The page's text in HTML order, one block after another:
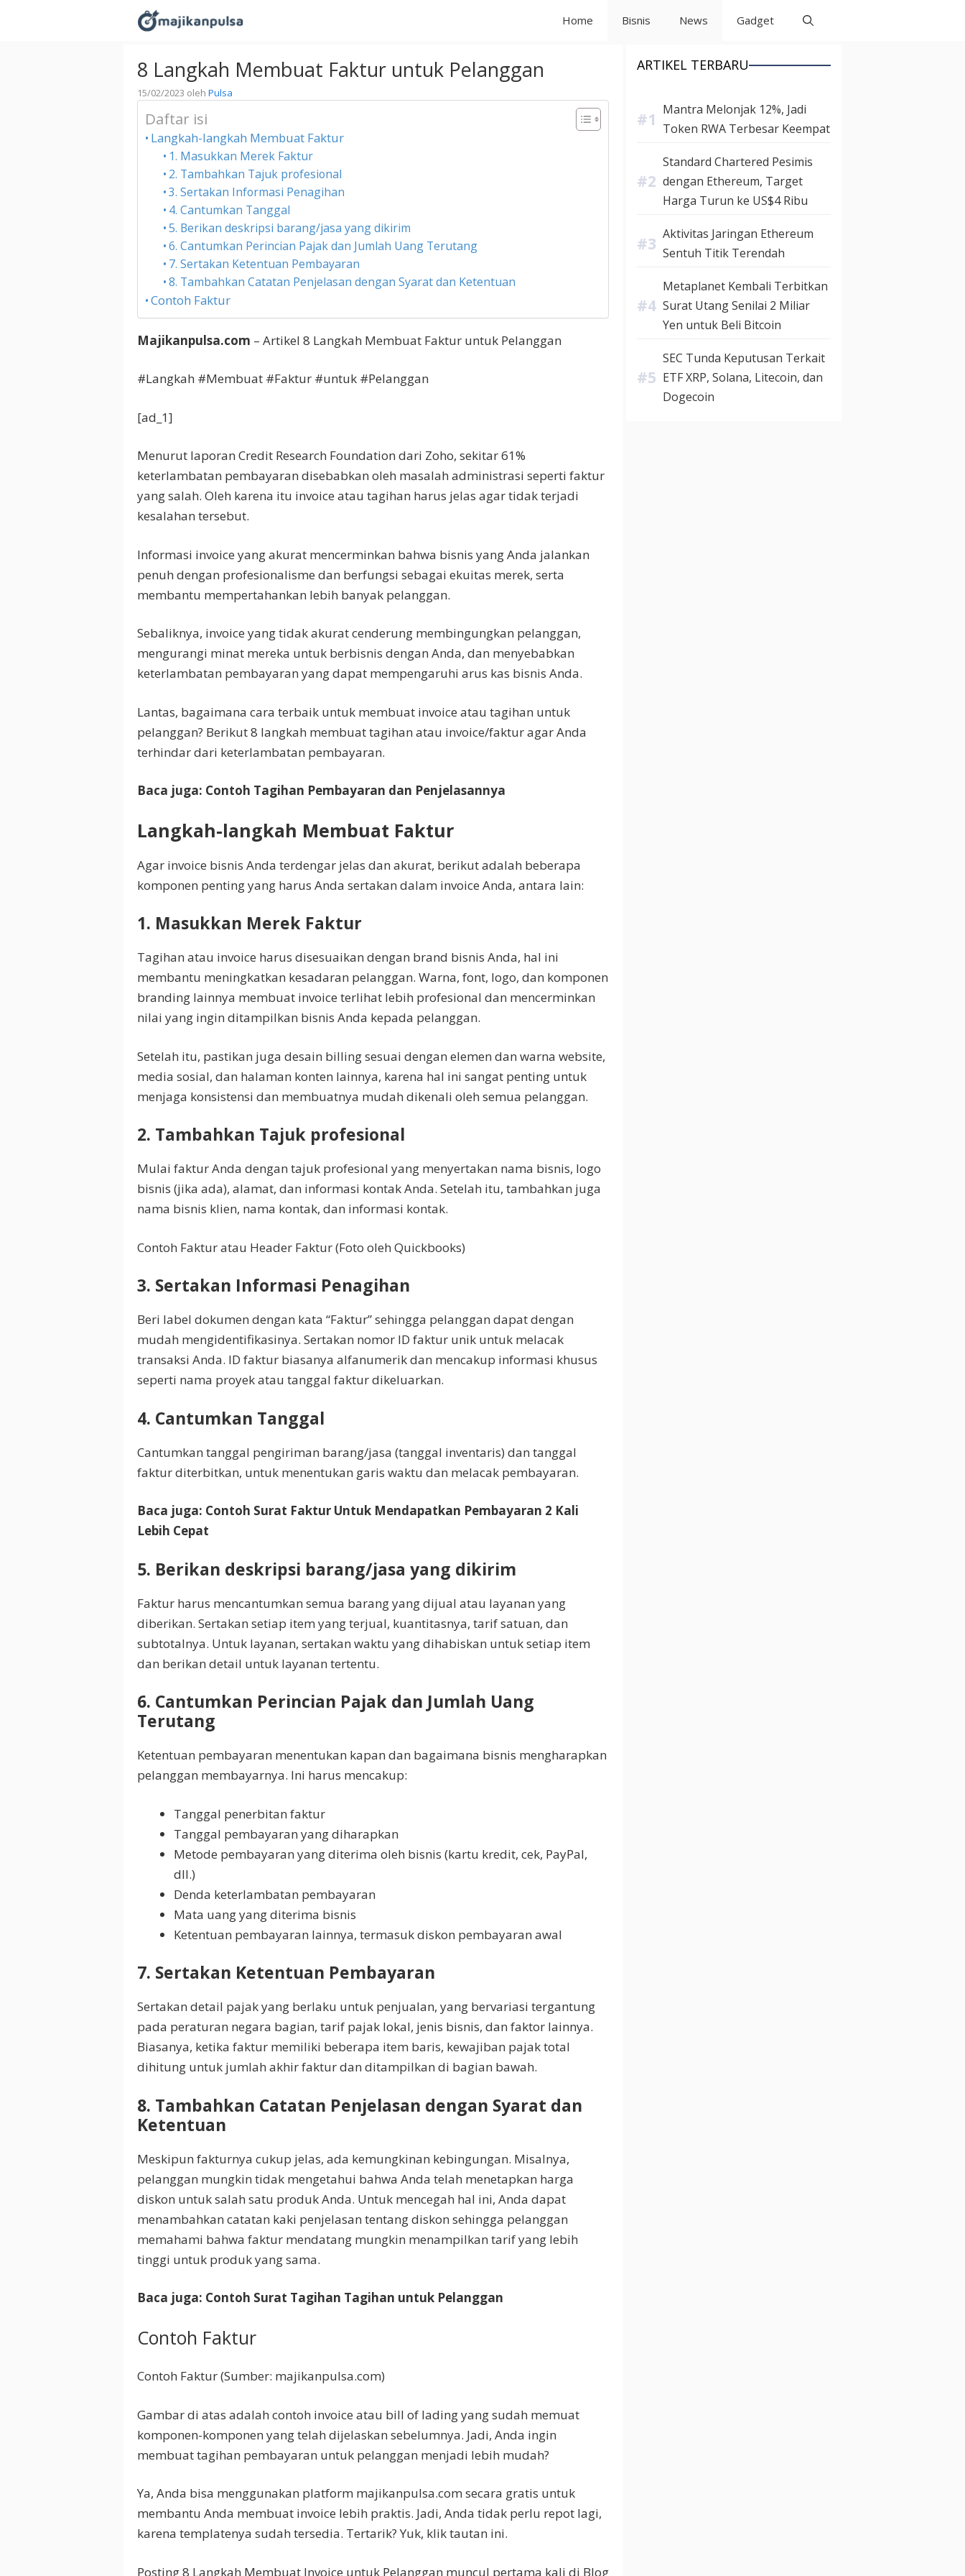
Home Bisnis News Gadget
8 Langkah Membuat Faktur untuk Pelanggan
15/02/2023 oleh Pulsa
Daftar isi
Langkah-langkah Membuat Faktur
1. Masukkan Merek Faktur
2. Tambahkan Tajuk profesional
3. Sertakan Informasi Penagihan
4. Cantumkan Tanggal
5. Berikan deskripsi barang/jasa yang dikirim
6. Cantumkan Perincian Pajak dan Jumlah Uang Terutang
7. Sertakan Ketentuan Pembayaran
8. Tambahkan Catatan Penjelasan dengan Syarat dan Ketentuan
Contoh Faktur
Majikanpulsa.com – Artikel 8 Langkah Membuat Faktur untuk Pelanggan
#Langkah #Membuat #Faktur #untuk #Pelanggan
[ad_1]
Menurut laporan Credit Research Foundation dari Zoho, sekitar 61%
keterlambatan pembayaran disebabkan oleh masalah administrasi seperti faktur
yang salah. Oleh karena itu invoice atau tagihan harus jelas agar tidak terjadi
kesalahan tersebut.
Informasi invoice yang akurat mencerminkan bahwa bisnis yang Anda jalankan
penuh dengan profesionalisme dan berfungsi sebagai ekuitas merek, serta
membantu mempertahankan lebih banyak pelanggan.
Sebaliknya, invoice yang tidak akurat cenderung membingungkan pelanggan,
mengurangi minat mereka untuk berbisnis dengan Anda, dan menyebabkan
keterlambatan pembayaran yang dapat mempengaruhi arus kas bisnis Anda.
Lantas, bagaimana cara terbaik untuk membuat invoice atau tagihan untuk
pelanggan? Berikut 8 langkah membuat tagihan atau invoice/faktur agar Anda
terhindar dari keterlambatan pembayaran.
Baca juga: Contoh Tagihan Pembayaran dan Penjelasannya
Langkah-langkah Membuat Faktur
Agar invoice bisnis Anda terdengar jelas dan akurat, berikut adalah beberapa
komponen penting yang harus Anda sertakan dalam invoice Anda, antara lain:
1. Masukkan Merek Faktur
Tagihan atau invoice harus disesuaikan dengan brand bisnis Anda, hal ini
membantu meningkatkan kesadaran pelanggan. Warna, font, logo, dan komponen
branding lainnya membuat invoice terlihat lebih profesional dan mencerminkan
nilai yang ingin ditampilkan bisnis Anda kepada pelanggan.
Setelah itu, pastikan juga desain billing sesuai dengan elemen dan warna website,
media sosial, dan halaman konten lainnya, karena hal ini sangat penting untuk
menjaga konsistensi dan membuatnya mudah dikenali oleh semua pelanggan.
2. Tambahkan Tajuk profesional
Mulai faktur Anda dengan tajuk profesional yang menyertakan nama bisnis, logo
bisnis (jika ada), alamat, dan informasi kontak Anda. Setelah itu, tambahkan juga
nama bisnis klien, nama kontak, dan informasi kontak.
Contoh Faktur atau Header Faktur (Foto oleh Quickbooks)
3. Sertakan Informasi Penagihan
Beri label dokumen dengan kata “Faktur” sehingga pelanggan dapat dengan
mudah mengidentifikasinya. Sertakan nomor ID faktur unik untuk melacak
transaksi Anda. ID faktur biasanya alfanumerik dan mencakup informasi khusus
seperti nama proyek atau tanggal faktur dikeluarkan.
4. Cantumkan Tanggal
Cantumkan tanggal pengiriman barang/jasa (tanggal inventaris) dan tanggal
faktur diterbitkan, untuk menentukan garis waktu dan melacak pembayaran.
Baca juga: Contoh Surat Faktur Untuk Mendapatkan Pembayaran 2 Kali
Lebih Cepat
5. Berikan deskripsi barang/jasa yang dikirim
Faktur harus mencantumkan semua barang yang dijual atau layanan yang
diberikan. Sertakan setiap item yang terjual, kuantitasnya, tarif satuan, dan
subtotalnya. Untuk layanan, sertakan waktu yang dihabiskan untuk setiap item
dan berikan detail untuk layanan tertentu.
6. Cantumkan Perincian Pajak dan Jumlah Uang
Terutang
Ketentuan pembayaran menentukan kapan dan bagaimana bisnis mengharapkan
pelanggan membayarnya. Ini harus mencakup:
Tanggal penerbitan faktur
Tanggal pembayaran yang diharapkan
Metode pembayaran yang diterima oleh bisnis (kartu kredit, cek, PayPal,
dll.)
Denda keterlambatan pembayaran
Mata uang yang diterima bisnis
Ketentuan pembayaran lainnya, termasuk diskon pembayaran awal
7. Sertakan Ketentuan Pembayaran
Sertakan detail pajak yang berlaku untuk penjualan, yang bervariasi tergantung
pada peraturan negara bagian, tarif pajak lokal, jenis bisnis, dan faktor lainnya.
Biasanya, ketika faktur memiliki beberapa item baris, kewajiban pajak total
dihitung untuk jumlah akhir faktur dan ditampilkan di bagian bawah.
8. Tambahkan Catatan Penjelasan dengan Syarat dan
Ketentuan
Meskipun fakturnya cukup jelas, ada kemungkinan kebingungan. Misalnya,
pelanggan mungkin tidak mengetahui bahwa Anda telah menetapkan harga
diskon untuk salah satu produk Anda. Untuk mencegah hal ini, Anda dapat
menambahkan catatan kaki penjelasan tentang diskon sehingga pelanggan
memahami bahwa faktur mendatang mungkin menampilkan tarif yang lebih
tinggi untuk produk yang sama.
Baca juga: Contoh Surat Tagihan Tagihan untuk Pelanggan
Contoh Faktur
Contoh Faktur (Sumber: majikanpulsa.com)
Gambar di atas adalah contoh invoice atau bill of lading yang sudah memuat
komponen-komponen yang telah dijelaskan sebelumnya. Jadi, Anda ingin
membuat tagihan pembayaran untuk pelanggan menjadi lebih mudah?
Ya, Anda bisa menggunakan platform majikanpulsa.com secara gratis untuk
membantu Anda membuat invoice lebih praktis. Jadi, Anda tidak perlu repot lagi,
karena templatenya sudah tersedia. Tertarik? Yuk, klik tautan ini.
Posting 8 Langkah Membuat Invoice untuk Pelanggan muncul pertama kali di Blog
ARTIKEL TERBARU
Mantra Melonjak 12%, Jadi
Token RWA Terbesar Keempat
Standard Chartered Pesimis
dengan Ethereum, Target
Harga Turun ke US$4 Ribu
Aktivitas Jaringan Ethereum
Sentuh Titik Terendah
Metaplanet Kembali Terbitkan
Surat Utang Senilai 2 Miliar
Yen untuk Beli Bitcoin
SEC Tunda Keputusan Terkait
ETF XRP, Solana, Litecoin, dan
Dogecoin